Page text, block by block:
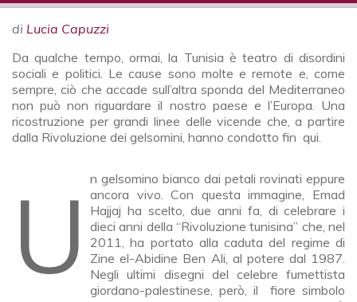
di Lucia Capuzzi
Da qualche tempo, ormai, la Tunisia è teatro di disordini
sociali e politici. Le cause sono molte e remote e, come
sempre, ciò che accade sull’altra sponda del Mediterraneo
non può non riguardare il nostro paese e l’Europa. Una
ricostruzione per grandi linee delle vicende che, a partire
dalla Rivoluzione dei gelsomini, hanno condotto fin qui.
Un gelsomino bianco dai petali rovinati eppure
ancora vivo. Con questa immagine, Emad
Hajjaj ha scelto, due anni fa, di celebrare i
dieci anni della “Rivoluzione tunisina” che, nel
2011, ha portato alla caduta del regime di
Zine el-Abidine Ben Ali, al potere dal 1987.
Negli ultimi disegni del celebre fumettista
giordano-palestinese, però, il fiore simbolo